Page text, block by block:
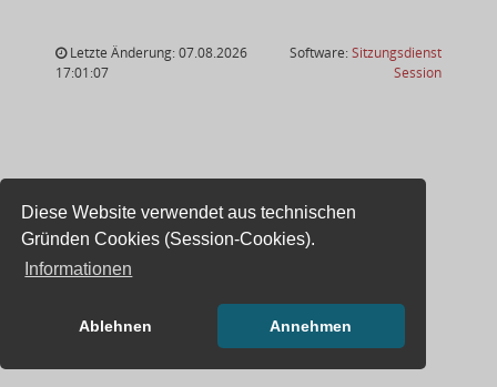
Diese Website verwendet aus technischen
Gründen Cookies (Session-Cookies).
Informationen
Ablehnen Annehmen
Letzte Änderung: 07.08.2026
17:01:07
Software:Sitzungsdienst
Session(Wird in